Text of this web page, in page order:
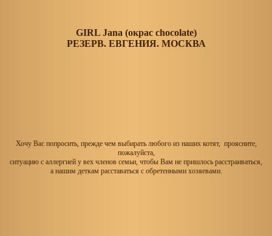
GIRL Jana (окрас chocolate)
РЕЗЕРВ. ЕВГЕНИЯ. МОСКВА
Хочу Вас попросить, прежде чем выбирать любого из наших котят, проясните,
пожалуйста,
ситуацию с аллергией у вех членов семьи, чтобы Вам не пришлось расстраиваться,
а нашим деткам расставаться с обретенными хозяевами.